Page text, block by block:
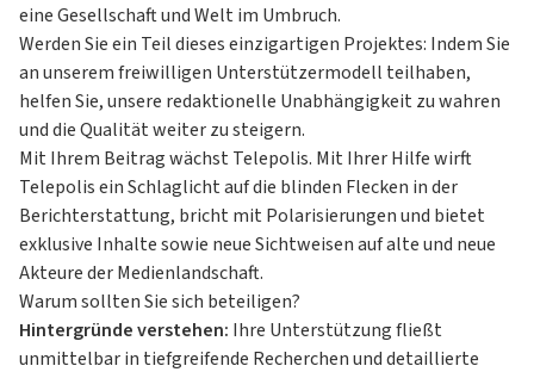
eine Gesellschaft und Welt im Umbruch.
Werden Sie ein Teil dieses einzigartigen Projektes: Indem Sie
an unserem freiwilligen Unterstützermodell teilhaben,
helfen Sie, unsere redaktionelle Unabhängigkeit zu wahren
und die Qualität weiter zu steigern.
Mit Ihrem Beitrag wächst Telepolis. Mit Ihrer Hilfe wirft
Telepolis ein Schlaglicht auf die blinden Flecken in der
Berichterstattung, bricht mit Polarisierungen und bietet
exklusive Inhalte sowie neue Sichtweisen auf alte und neue
Akteure der Medienlandschaft.
Warum sollten Sie sich beteiligen?
Hintergründe verstehen: Ihre Unterstützung fließt
unmittelbar in tiefgreifende Recherchen und detaillierte